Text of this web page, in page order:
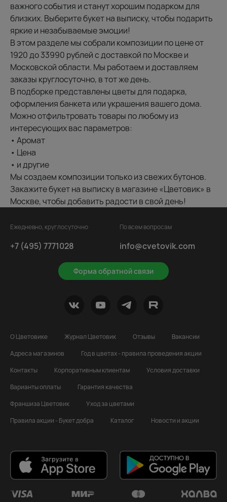
важного события и станут хорошим подарком для
близких. Выберите букет на выписку, чтобы подарить
яркие и незабываемые эмоции!
В этом разделе мы собрали композиции по цене от
1920 до 33990 рублей с доставкой по Москве и
Московской области. Мы работаем и доставляем
заказы круглосуточно, в тот же день.
В подборке представлены цветы для подарка,
оформления банкета или украшения вашего дома.
Можно отфильтровать товары по любому из
интересующих вас параметров:
• Аромат
• Цена
• и другие
Мы создаем композиции только из свежих бутонов.
Закажите букет на выписку в магазине «Цветовик» в
Москве, чтобы добавить радости в свой день!
Ежедневно, круглосуточно
+7 (495) 7771028
Форма обратной связи
По всем вопросам
info@cvetovik.com
О Цветовике Журнал Цветовик Отзывы
Вакансии
Адреса магазинов
Год в цветах - правила проведения акции
Контакты
Корпоративным клиентам
Условия доставки
Варианты оплаты
Гарантия качества
Франшиза Цветовик
Уход за цветами
Правила акции - Букет добра
Каталог Новости и акции